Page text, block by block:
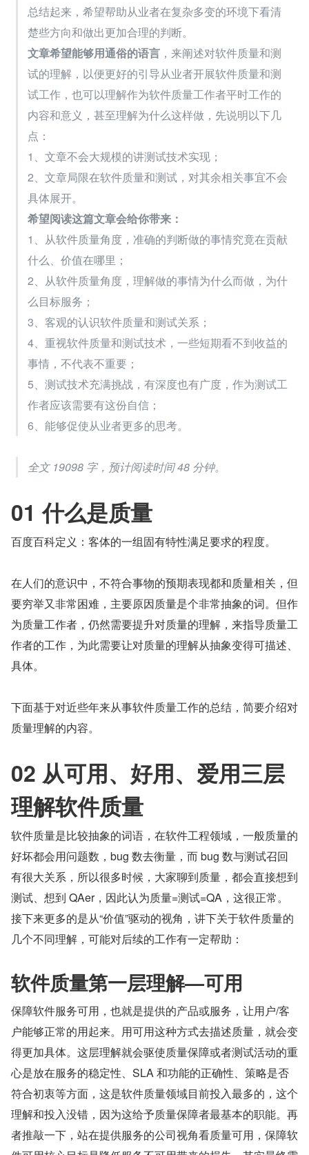
总结起来，希望帮助从业者在复杂多变的环境下看清
楚些方向和做出更加合理的判断。
文章希望能够用通俗的语言 ，来阐述对软件质量和测
试的理解，以便更好的引导从业者开展软件质量和测
试工作，也可以理解作为软件质量工作者平时工作的
内容和意义，甚至理解为什么这样做，先说明以下几
点：
1、文章不会大规模的讲测试技术实现；
2、文章局限在软件质量和测试，对其余相关事宜不会
具体展开。
希望阅读这篇文章会给你带来：
1、从软件质量角度，准确的判断做的事情究竟在贡献
什么、价值在哪里；
2、从软件质量角度，理解做的事情为什么而做，为什
么目标服务；
3、客观的认识软件质量和测试关系；
4、重视软件质量和测试技术，一些短期看不到收益的
事情，不代表不重要；
5、测试技术充满挑战，有深度也有广度，作为测试工
作者应该需要有这份自信；
6、能够促使从业者更多的思考。
全文 19098 字，预计阅读时间 48 分钟。
01 什么是质量
百度百科定义：客体的一组固有特性满足要求的程度。
在人们的意识中，不符合事物的预期表现都和质量相关，但
要穷举又非常困难，主要原因质量是个非常抽象的词。但作
为质量工作者，仍然需要提升对质量的理解，来指导质量工
作者的工作，为此需要让对质量的理解从抽象变得可描述、
具体。
下面基于对近些年来从事软件质量工作的总结，简要介绍对
质量理解的内容。
02 从可用、好用、爱用三层
理解软件质量
软件质量是比较抽象的词语，在软件工程领域，一般质量的
好坏都会用问题数，bug 数去衡量，而 bug 数与测试召回
有很大关系，所以很多时候，大家聊到质量，都会直接想到
测试、想到 QAer，因此认为质量=测试=QA，这很正常。
接下来更多的是从“价值”驱动的视角，讲下关于软件质量的
几个不同理解，可能对后续的工作有一定帮助：
软件质量第一层理解—可用
保障软件服务可用，也就是提供的产品或服务，让用户/客
户能够正常的用起来。用可用这种方式去描述质量，就会变
得更加具体。这层理解就会驱使质量保障或者测试活动的重
心是放在服务的稳定性、SLA 和功能的正确性、策略是否
符合初衷等方面，这是软件质量领域目前投入最多的，这个
理解和投入没错，因为这给予质量保障者最基本的职能。再
者推敲一下，站在提供服务的公司视角看质量可用，保障软